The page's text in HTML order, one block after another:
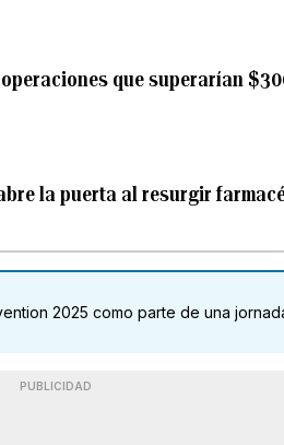
que superarían
la puerta al resurgir
2025 como parte de una
PUBLICIDAD